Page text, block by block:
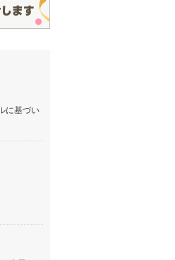
に基づい